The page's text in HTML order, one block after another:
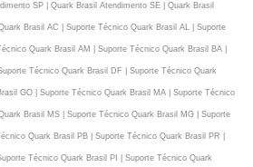
SP | Quark Brasil Atendimento SE | Quark Brasil
Brasil AC | Suporte Técnico Quark Brasil AL | Suporte
Quark Brasil AM | Suporte Técnico Quark Brasil BA |
Técnico Quark Brasil DF | Suporte Técnico Quark
GO | Suporte Técnico Quark Brasil MA | Suporte Técnico
Brasil MS | Suporte Técnico Quark Brasil MG | Suporte
Quark Brasil PB | Suporte Técnico Quark Brasil PR |
Técnico Quark Brasil PI | Suporte Técnico Quark